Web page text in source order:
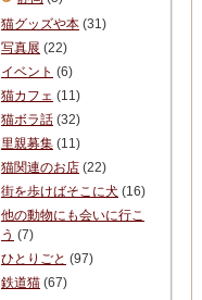
猫グッズや本 (31)
写真展 (22)
イベント (6)
猫カフェ (11)
猫ボラ話 (32)
里親募集 (11)
猫関連のお店 (22)
街を歩けばそこに犬 (16)
他の動物にも会いに行こ
う (7)
ひとりごと (97)
鉄道猫 (67)